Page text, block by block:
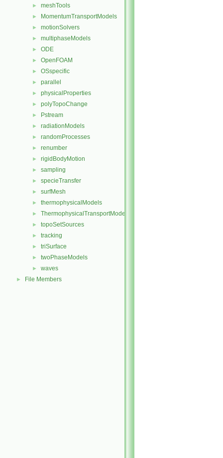
► meshTools
► MomentumTransportModels
► motionSolvers
► multiphaseModels
► ODE
► OpenFOAM
► OSspecific
► parallel
► physicalProperties
► polyTopoChange
► Pstream
► radiationModels
► randomProcesses
► renumber
► rigidBodyMotion
► sampling
► specieTransfer
► surfMesh
► thermophysicalModels
► ThermophysicalTransportModels
► topoSetSources
► tracking
► triSurface
► twoPhaseModels
► waves
► File Members